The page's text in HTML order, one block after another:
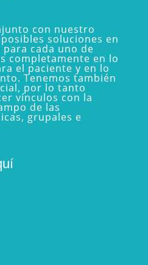
con nuestro
soluciones en
cada uno de
completamente en lo
el paciente y en lo
Tenemos también
por lo tanto
vínculos con la
de las
grupales e